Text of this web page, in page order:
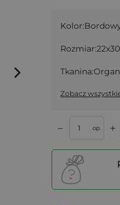
Kolor:
Rozmiar:
Tkanina:
Zobacz
– op. +